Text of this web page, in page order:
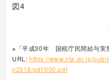
図4
※「平成30年 国税庁民間給与実
URL: https://www.nta.go.jp/
n2018/pdf/000.pdf